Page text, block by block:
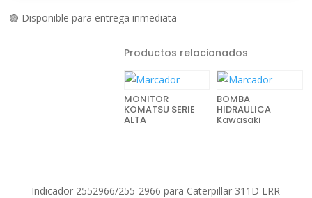
🟢 Disponible para entrega inmediata
Productos relacionados
MONITOR
KOMATSU SERIE
ALTA
BOMBA
HIDRAULICA
Kawasaki
Indicador 2552966/255-2966 para Caterpillar 311D LRR